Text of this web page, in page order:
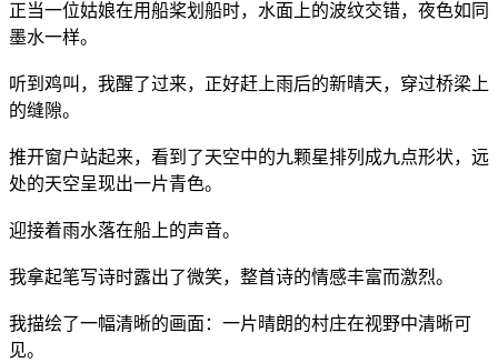
正当一位姑娘在用船桨划船时，水面上的波纹交错，夜色如同
墨水一样。
听到鸡叫，我醒了过来，正好赶上雨后的新晴天，穿过桥梁上
的缝隙。
推开窗户站起来，看到了天空中的九颗星排列成九点形状，远
处的天空呈现出一片青色。
迎接着雨水落在船上的声音。
我拿起笔写诗时露出了微笑，整首诗的情感丰富而激烈。
我描绘了一幅清晰的画面：一片晴朗的村庄在视野中清晰可
见。